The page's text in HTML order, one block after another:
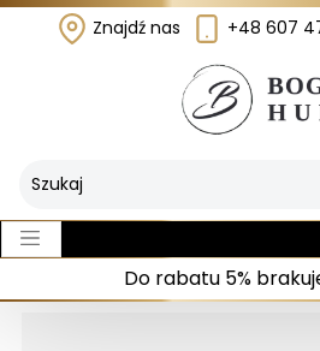
Znajdź nas +48 607
Do rabatu 5%